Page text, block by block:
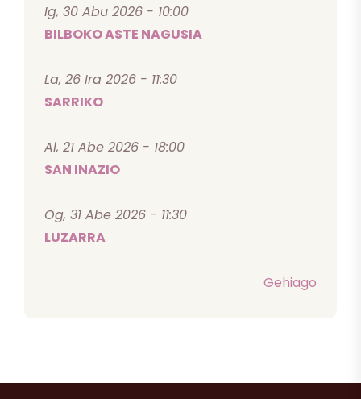
Ig, 30 Abu 2026 - 10:00
BILBOKO ASTE NAGUSIA
La, 26 Ira 2026 - 11:30
SARRIKO
Al, 21 Abe 2026 - 18:00
SAN INAZIO
Og, 31 Abe 2026 - 11:30
LUZARRA
Gehiago